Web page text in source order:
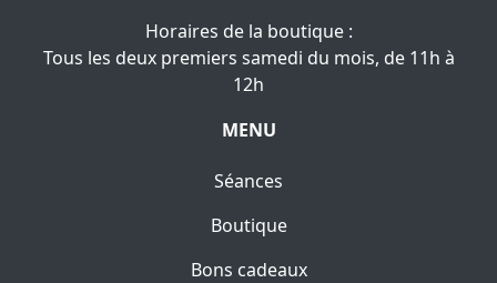
Horaires de la boutique :
Tous les deux premiers samedi du mois, de 11h à
12h
MENU
Séances
Boutique
Bons cadeaux